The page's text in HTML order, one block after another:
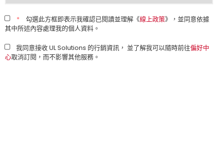
* 勾選此方框即表示我確認已閱讀並理解《線上政策》，並同意依據
其中所述內容處理我的個人資料。
我同意接收 UL Solutions 的行銷資訊， 並了解我可以隨時前往偏好中
心取消訂閱，而不影響其他服務。